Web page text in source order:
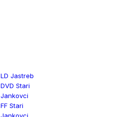
LD Jastreb
DVD Stari
Jankovci
FF Stari